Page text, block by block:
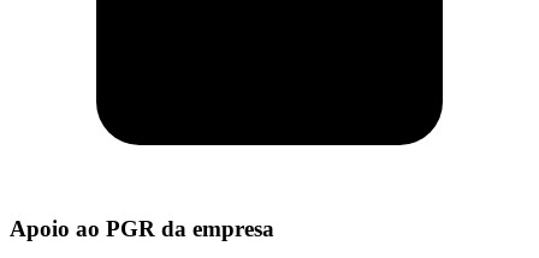
Apoio ao PGR da empresa